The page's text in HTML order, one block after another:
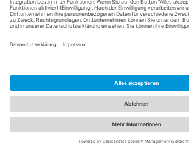
GEFÖRDERT DURCH DAS:
© 2024 BNE Regionalzentrum für den Kreis Paderborn